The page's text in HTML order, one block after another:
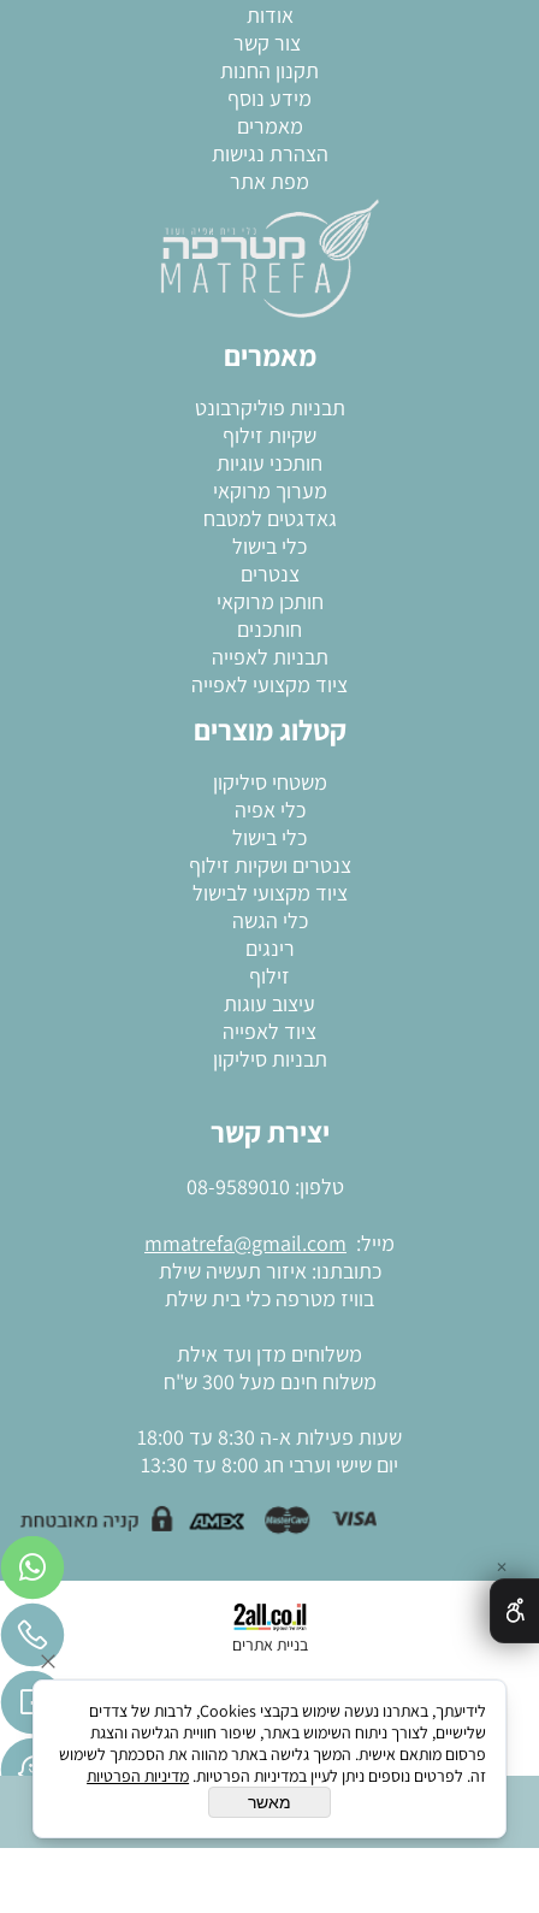
הוסף לסל
אודות
צור קשר
תקנון החנות
מידע נוסף
מאמרים
הצהרת נגישות
מפת אתר
מאמרים
תבניות פוליקרבונט
שקיות זילוף
חותכני עוגיות
מערוך מרוקאי
גאדגטים למטבח
כלי בישול
צנטרים
חותכן מרוקאי
חותכנים
תבניות לאפייה
ציוד מקצועי לאפייה
קטלוג מוצרים
משטחי סיליקון
כלי אפיה
כלי בישול
צנטרים ושקיות זילוף
ציוד מקצועי לבישול
כלי הגשה
רינגים
זילוף
עיצוב עוגות
ציוד לאפייה
תבניות סיליקון
יצירת קשר
טלפון: 08-9589010
מייל: mmatrefa@gmail.com
כתובתנו: איזור תעשיה שילת
בוויז מטרפה כלי בית שילת
משלוחים מדן ועד אילת
משלוח חינם מעל 300 ש"ח
שעות פעילות א-ה 8:30 עד 18:00
יום שישי וערבי חג 8:00 עד 13:30
בניית אתרים
✕
לידיעתך, באתרנו נעשה שימוש בקבצי Cookies, לרבות של צדדים
שלישיים, לצורך ניתוח השימוש באתר, שיפור חוויית הגלישה והצגת
פרסום מותאם אישית. המשך גלישה באתר מהווה את הסכמתך לשימוש
זה. לפרטים נוספים ניתן לעיין במדיניות הפרטיות. מדיניות הפרטיות
מאשר